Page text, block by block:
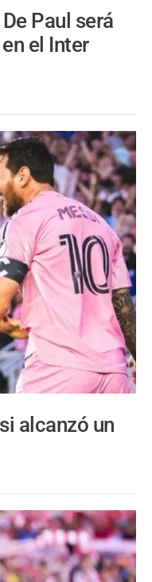
Paul será
el Inter
alcanzó un